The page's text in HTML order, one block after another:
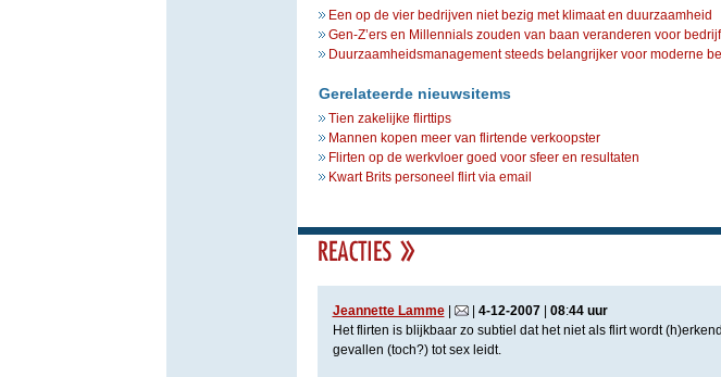
Een op de vier bedrijven niet bezig met klimaat en duurzaamheid
Gen-Z’ers en Millennials zouden van baan veranderen voor
Duurzaamheidsmanagement steeds belangrijker voor moderne
Gerelateerde nieuwsitems
Tien zakelijke flirttips
Mannen kopen meer van flirtende verkoopster
Flirten op de werkvloer goed voor sfeer en resultaten
Kwart Brits personeel flirt via email
Jeannette Lamme| | 4-12-2007| 08:44 uur
Het flirten is blijkbaar zo subtiel dat het niet als flirt wordt
gevallen (toch?) tot sex leidt.